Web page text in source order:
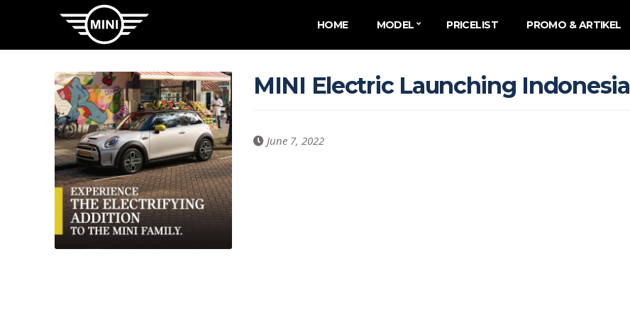
HOME MODEL PRICELIST PROMO & ARTIKEL
MINI Electric Launching Indonesia
June 7, 2022